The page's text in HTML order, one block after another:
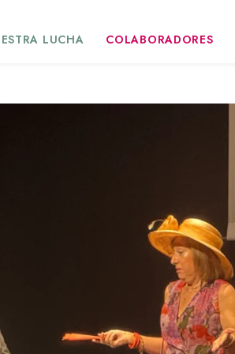
LUCHA COLABORADORES